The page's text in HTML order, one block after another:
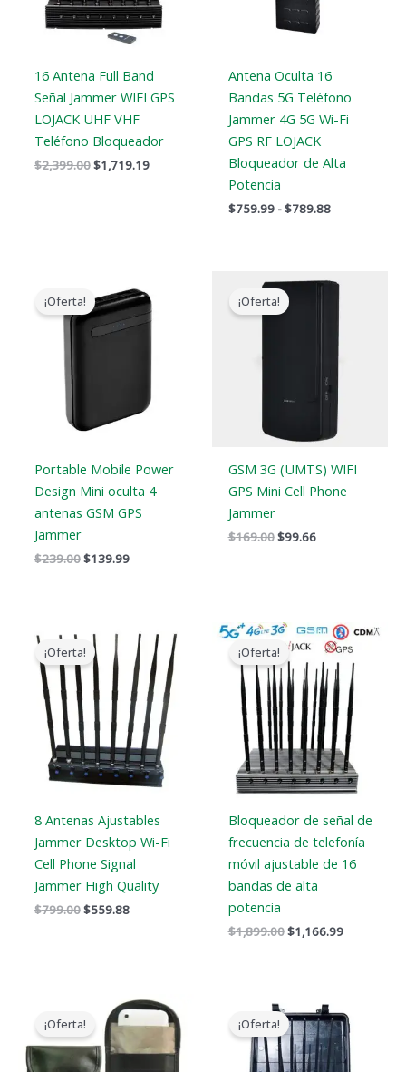
16 Antena Full Band
Señal Jammer WIFI GPS
LOJACK UHF VHF
Teléfono Bloqueador
$2,399.00$1,719.19
Antena Oculta 16
Bandas 5G Teléfono
Jammer 4G 5G Wi-Fi
GPS RF LOJACK
Bloqueador de Alta
Potencia
$759.99 -$789.88
¡Oferta!
Portable Mobile Power
Design Mini oculta 4
antenas GSM GPS
Jammer
$239.00
precio
original
era:
$239.00.
$139.99
precio
actual
es:
¡Oferta!
GSM 3G (UMTS) WIFI
GPS Mini Cell Phone
Jammer
$169.00
El
precio
original
$99.66
El
$99.66.
¡Oferta!
8 Antenas Ajustables
Jammer Desktop Wi-Fi
Cell Phone Signal
Jammer High Quality
$799.00
precio
original
era:
$799.00.
$559.88
precio
actual
es:
$559.88.
¡Oferta!
Bloqueador de señal de
frecuencia de telefonía
móvil ajustable de 16
bandas de alta
potencia
$1,899.00
El
precio
original
era:
$1,899.00.
$1,166.99
El
precio
actual
es:
$1,166.99.
¡Oferta!
precio
original
era:
$138.00.
El
precio
actual
es:
¡Oferta!
precio
original
era:
$3,999.00.
precio
actual
es:
$2,499.99.